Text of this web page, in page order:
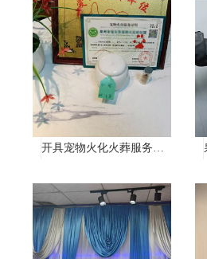
开具宠物火化火葬服务证明